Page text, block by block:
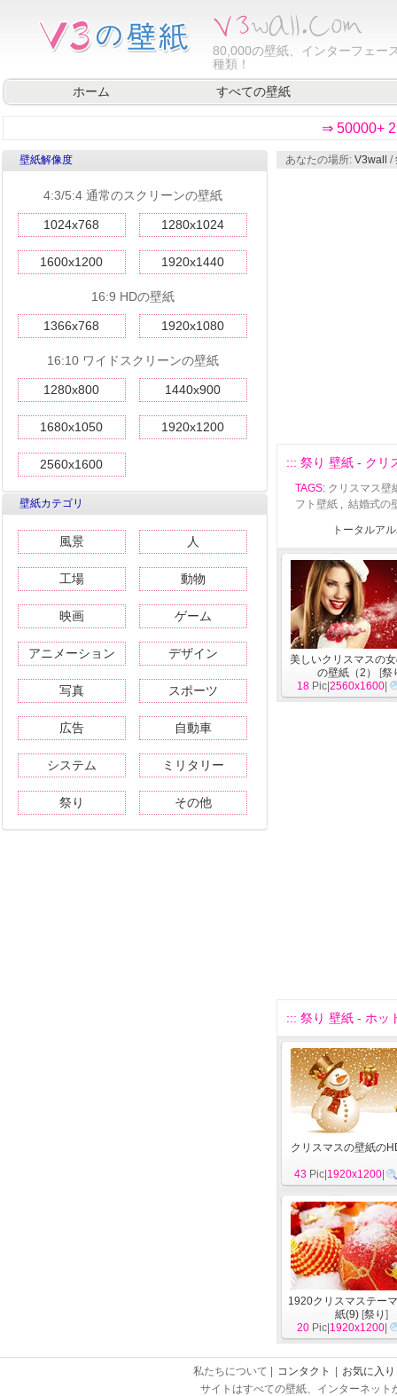
80,000の壁紙、インターフェー
種類！
ホーム
すべての壁紙
⇒ 50000+
壁紙解像度
4:3/5:4 通常のスクリーンの壁紙
1024x768 1280x1024
1600x1200 1920x1440
16:9 HDの壁紙
1366x768 1920x1080
16:10 ワイドスクリーンの壁紙
1280x800 1440x900
1680x1050 1920x1200
2560x1600
壁紙カテゴリ
風景 人
工場 動物
映画 ゲーム
アニメーション デザイン
写真 スポーツ
広告 自動車
システム ミリタリー
祭り その他
あなたの場所: V3wall /
::: 祭り 壁紙 - クリ
TAGS: クリスマス壁
フト壁紙 , 結婚式の
トータルア
美しいクリスマスの
の壁紙（2）
[祭
18 Pic|2560x1600
::: 祭り 壁紙 - ホッ
クリスマスの壁紙の
43 Pic| 1920x1200
1920クリスマステー
紙(9) [祭り ]
20 Pic| 1920x1200
私たちについて | コンタクト
お気に入り
サイトはすべての壁紙、インターネッ